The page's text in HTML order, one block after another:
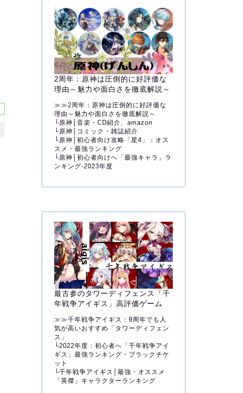
2周年：原神は圧倒的に好評価な
理由～魅力や面白さを徹底解説～
≫≫2周年：原神は圧倒的に好評価な
理由～魅力や面白さを徹底解説～
└原神│音楽・CD紹介、amazon
└原神│コミック・雑誌紹介
└原神│初心者向け攻略「星4」：オス
スメ・最強ランキング
└原神│初心者向けへ「最強キャラ」ラ
ンキング-2023年度
最古参のタワーディフェンス「千
年戦争アイギス」高評価ゲーム
≫≫千年戦争アイギス：9周年でも人
気が高いおすすめ「タワーディフェン
ス」
└2022年度：初心者へ「千年戦争アイ
ギス」最強ランキング・ブラックチケ
ット
└千年戦争アイギス│最強・オススメ
「英傑」キャラクターランキング